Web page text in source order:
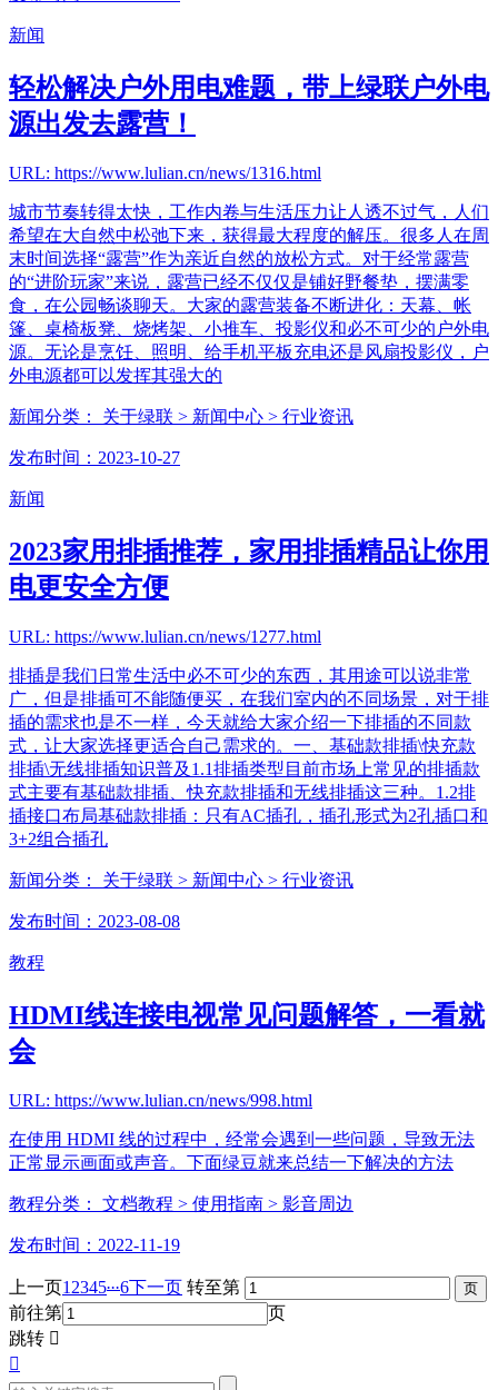
新闻
轻松解决户外用电难题，带上绿联户外电
源出发去露营！
URL: https://www.lulian.cn/news/1316.html
城市节奏转得太快，工作内卷与生活压力让人透不过气，人们
希望在大自然中松弛下来，获得最大程度的解压。很多人在周
末时间选择“露营”作为亲近自然的放松方式。对于经常露营
的“进阶玩家”来说，露营已经不仅仅是铺好野餐垫，摆满零
食，在公园畅谈聊天。大家的露营装备不断进化：天幕、帐
篷、桌椅板凳、烧烤架、小推车、投影仪和必不可少的户外电
源。无论是烹饪、照明、给手机平板充电还是风扇投影仪，户
外电源都可以发挥其强大的
新闻分类： 关于绿联 > 新闻中心 > 行业资讯
发布时间：2023-10-27
新闻
2023家用排插推荐，家用排插精品让你用
电更安全方便
URL: https://www.lulian.cn/news/1277.html
排插是我们日常生活中必不可少的东西，其用途可以说非常
广，但是排插可不能随便买，在我们室内的不同场景，对于排
插的需求也是不一样，今天就给大家介绍一下排插的不同款
式，让大家选择更适合自己需求的。一、基础款排插\快充款
排插\无线排插知识普及1.1排插类型目前市场上常见的排插款
式主要有基础款排插、快充款排插和无线排插这三种。1.2排
插接口布局基础款排插：只有AC插孔，插孔形式为2孔插口和
3+2组合插孔
新闻分类： 关于绿联 > 新闻中心 > 行业资讯
发布时间：2023-08-08
教程
HDMI线连接电视常见问题解答，一看就
会
URL: https://www.lulian.cn/news/998.html
在使用 HDMI 线的过程中，经常会遇到一些问题，导致无法
正常显示画面或声音。下面绿豆就来总结一下解决的方法
教程分类： 文档教程 > 使用指南 > 影音周边
发布时间：2022-11-19
上一页1 2345...6下一页 转至第
前往第
页
跳转 
